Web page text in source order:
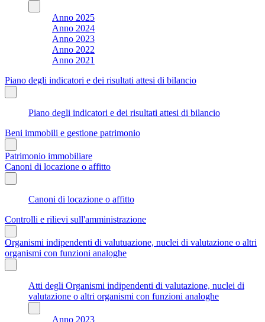
Anno 2025
Anno 2024
Anno 2023
Anno 2022
Anno 2021
Piano degli indicatori e dei risultati attesi di bilancio
Piano degli indicatori e dei risultati attesi di bilancio
Beni immobili e gestione patrimonio
Patrimonio immobiliare
Canoni di locazione o affitto
Canoni di locazione o affitto
Controlli e rilievi sull'amministrazione
Organismi indipendenti di valutuazione, nuclei di valutazione o altri
organismi con funzioni analoghe
Atti degli Organismi indipendenti di valutazione, nuclei di
valutazione o altri organismi con funzioni analoghe
Anno 2023